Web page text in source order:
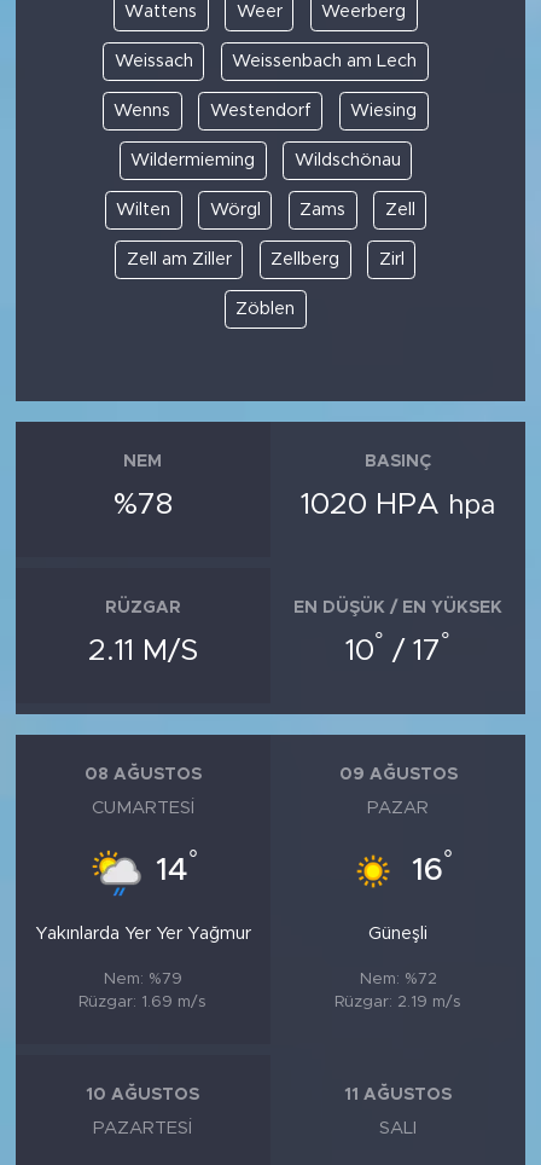
Wattens Weer Weerberg
Weissach Weissenbach am Lech
Wenns Westendorf Wiesing
Wildermieming Wildschönau
Wilten Wörgl Zams Zell
Zell am Ziller Zellberg Zirl
Zöblen
NEM
%78
BASINÇ
1020 HPA hpa
RÜZGAR
2.11 M/S
EN DÜŞÜK / EN YÜKSEK
10° / 17°
08 AĞUSTOS
CUMARTESI
14°
Yakınlarda Yer Yer Yağmur
Nem: %79
Rüzgar: 1.69 m/s
09 AĞUSTOS
PAZAR
16°
Güneşli
Nem: %72
Rüzgar: 2.19 m/s
10 AĞUSTOS
PAZARTESI
11 AĞUSTOS
SALI